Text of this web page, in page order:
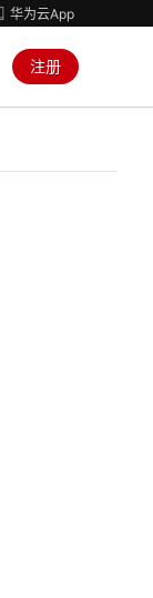
华为云App
注册